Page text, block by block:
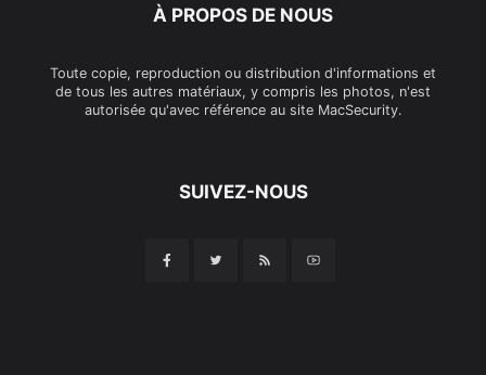
À PROPOS DE NOUS
Toute copie, reproduction ou distribution d'informations et
de tous les autres matériaux, y compris les photos, n'est
autorisée qu'avec référence au site MacSecurity.
SUIVEZ-NOUS